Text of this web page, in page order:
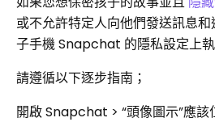
或不允許特定人向他們發送訊息
子手機 Snapchat 的隱私設定上執
請遵循以下逐步指南；
開啟 Snapchat >​​ “頭像圖示”應該